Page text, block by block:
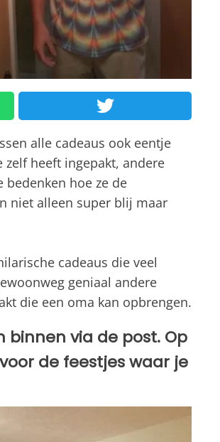
alle cadeaus ook eentje
zelf heeft ingepakt, andere
bedenken hoe ze de
niet alleen super blij maar
cadeaus die veel
geniaal andere
die een oma kan opbrengen.
binnen via de post. Op
de feestjes waar je